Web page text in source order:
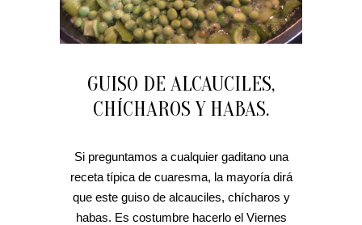
GUISO DE ALCAUCILES,
CHÍCHAROS Y HABAS.
Si preguntamos a cualquier gaditano una
receta típica de cuaresma, la mayoría dirá
que este guiso de alcauciles, chícharos y
habas. Es costumbre hacerlo el Viernes